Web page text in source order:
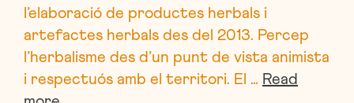
l’elaboració de productes herbals i
artefactes herbals des del 2013. Percep
l’herbalisme des d’un punt de vista animista
i respectuós amb el territori. El … Read